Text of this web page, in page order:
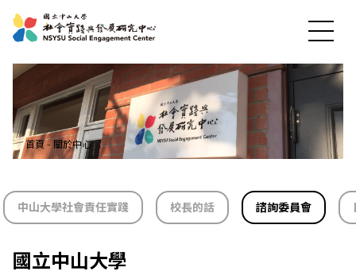
首頁 - 關於中心
中山大學社會責任實踐 校長的話 諮詢委員會
國立中山大學